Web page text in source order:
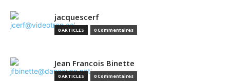
jacquescerf
0 ARTICLES 0 Commentaires
Jean Francois Binette
0 ARTICLES 0 Commentaires